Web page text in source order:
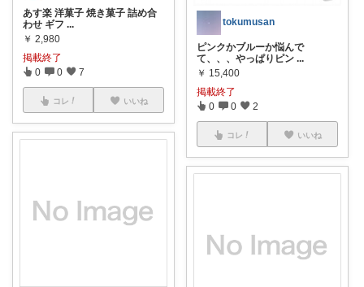
あす楽 洋菓子 焼き菓子 詰め合
わせ ギフ ...
￥ 2,980
掲載終了
0 0 7
コレ いいね
tokumusan
ピンクかブルーか悩んで
て、、、やっぱりピン ...
￥ 15,400
掲載終了
0 0 2
コレ いいね